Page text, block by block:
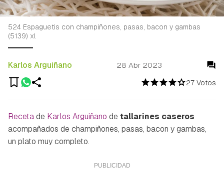
27 Votos
Karlos Arguiñano 28 Abr 2023
524 Espaguetis con champiñones, pasas, bacon y gambas
(5139) xl
Recetade Karlos Arguiñano de tallarines caseros
acompañados de champiñones, pasas, bacon y gambas,
un plato muy completo.